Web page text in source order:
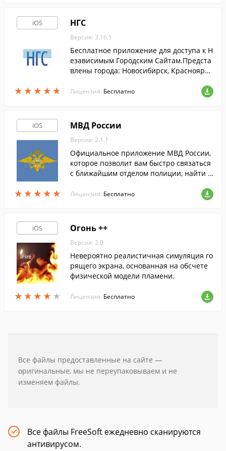
iOS
★ ★ ★ ★ ★
★ ★ ★ ★ ★
НГС
Версия: 3.16.1
Бесплатное приложение для доступа к Н
езависимым Городским Сайтам.Предста
влены города: Новосибирск, Красноярск,
Лицензия: Бесплатно
iOS
★ ★ ★ ★ ★
★ ★ ★ ★ ★
МВД России
Версия: 2.1.1
Официальное приложение МВД России,
которое позволит вам быстро связаться
с ближайшим отделом полиции, найти с
е.
Лицензия: Бесплатно
iOS
★ ★ ★ ★ ★
★ ★ ★ ★ ★
Огонь ++
Версия: 2.0
Невероятно реалистичная симуляция го
рящего экрана, основанная на обсчете
физической модели пламени.
Лицензия: Бесплатно
Все файлы предоставленные на сайте —
оригинальные, мы не переупаковываем и не
изменяем файлы.
Все файлы FreeSoft ежедневно сканируются
антивирусом.